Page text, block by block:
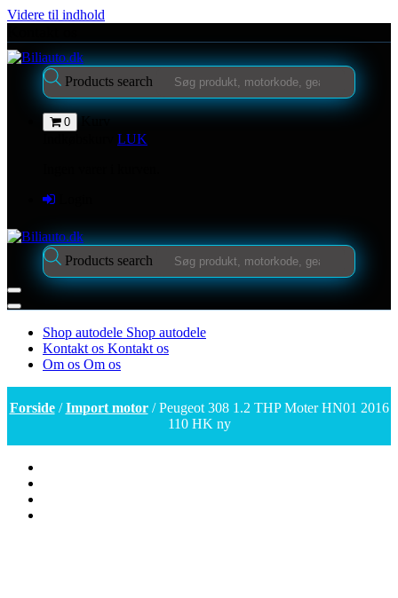
Videre til indhold
Products search
0
LUK
Products search
Shop autodele Shop autodele
Kontakt os Kontakt os
Om os Om os
Forside/Import motor/ Peugeot 308 1.2 THP Moter HN01 2016
110 HK ny